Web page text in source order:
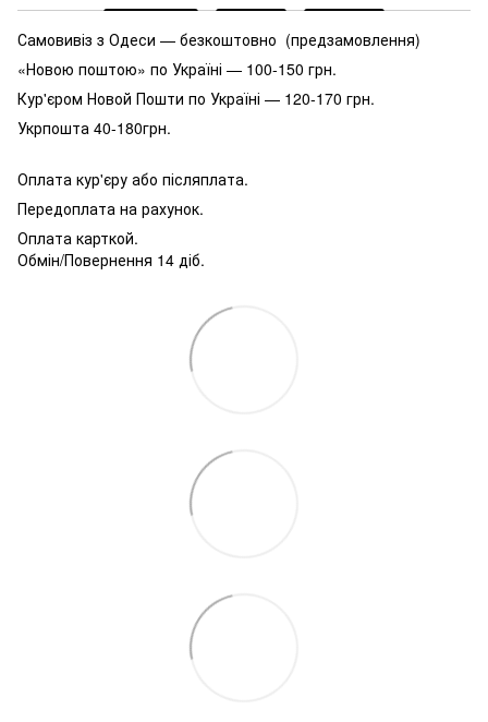
Самовивіз з Одеси — безкоштовно (предзамовлення)
«Новою поштою» по Україні — 100-150 грн.
Кур'єром Новой Пошти по Україні — 120-170 грн.
Укрпошта 40-180грн.
Оплата кур'єру або післяплата.
Передоплата на рахунок.
Оплата карткой.
Обмін/Повернення 14 діб.